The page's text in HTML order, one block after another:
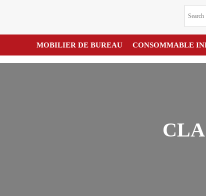
MOBILIER DE BUREAU CONSOMMABLE